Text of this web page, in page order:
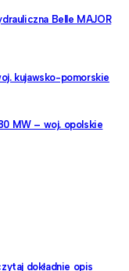
Belle MAJOR
kujawsko-pomorskie
MW – woj. opolskie
dokładnie opis